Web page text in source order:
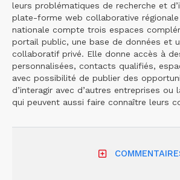
leurs problématiques de recherche et
plate-forme web collaborative
nationale compte trois espaces
portail public, une base de données et
collaboratif privé. Elle donne accès à
personnalisées, contacts qualifiés,
avec possibilité de publier des
d’interagir avec d’autres entreprises ou
qui peuvent aussi faire connaître leurs